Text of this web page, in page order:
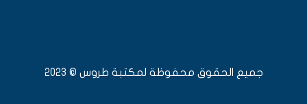
جميع الحقوق محفوظة لمكتبة طروس © 2023